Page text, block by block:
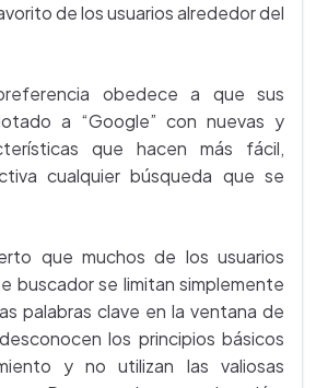
de los usuarios alrededor del
obedece a que sus
a “Google” con nuevas y
que hacen más fácil,
cualquier búsqueda que se
que muchos de los usuarios
buscador se limitan simplemente
palabras clave en la ventana de
los principios básicos
y no utilizan las valiosas